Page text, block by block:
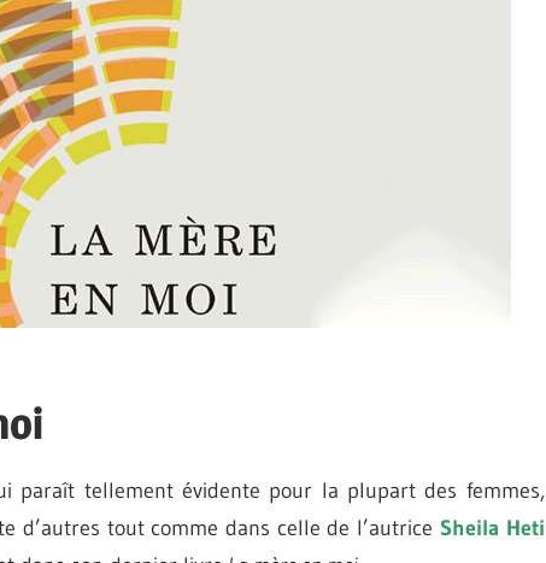
paraît tellement évidente pour la plupart des femmes,
d’autres tout comme dans celle de l’autrice Sheila Heti